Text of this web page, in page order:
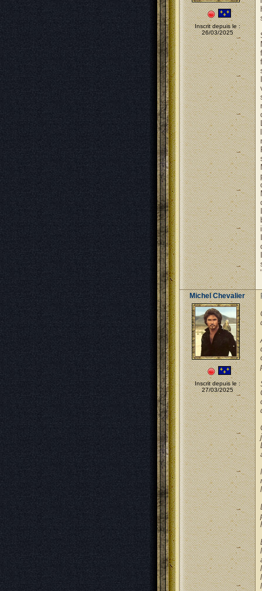
Inscrit depuis le :
26/03/2025
Michel Chevalier
Inscrit depuis le :
27/03/2025